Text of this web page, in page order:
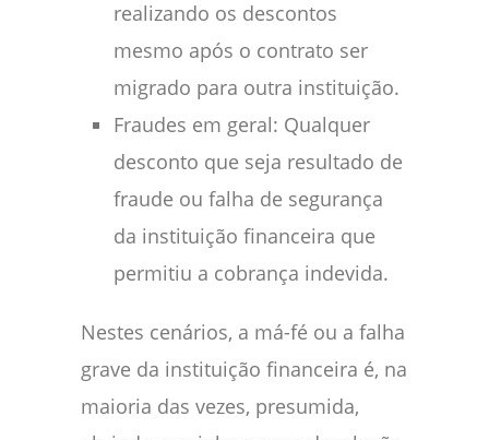
realizando os descontos
mesmo após o contrato ser
migrado para outra instituição.
Fraudes em geral: Qualquer
desconto que seja resultado de
fraude ou falha de segurança
da instituição financeira que
permitiu a cobrança indevida.
Nestes cenários, a má-fé ou a falha
grave da instituição financeira é, na
maioria das vezes, presumida,